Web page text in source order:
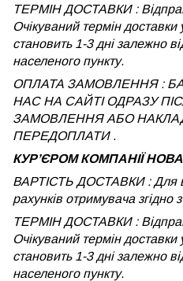
ТЕРМІН ДОСТАВКИ :
Очікуваний термін доставки
становить 1-3 дні залежно
населеного пункту.
ОПЛАТА ЗАМОВЛЕННЯ :
НАС НА САЙТІ ОДРАЗУ
ЗАМОВЛЕННЯ АБО
ПЕРЕДОПЛАТИ .
КУРʼЄРОМ КОМПАНІЇ
ВАРТІСТЬ ДОСТАВКИ : Для
рахунків отримувача
ТЕРМІН ДОСТАВКИ :
Очікуваний термін доставки
становить 1-3 дні залежно
населеного пункту.